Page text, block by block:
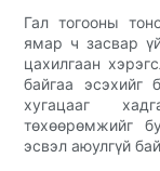
Гал тогооны
ямар ч засвар
цахилгаан
байгаа эсэхийг
хугацааг
төхөөрөмжийг
эсвэл аюулгүй